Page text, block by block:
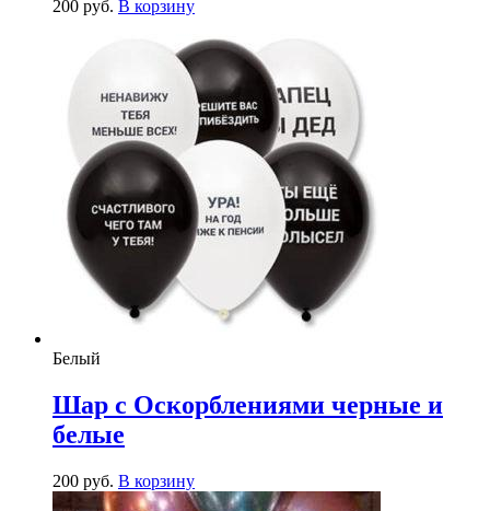
200 руб. В корзину
Белый
Шар с Оскорблениями черные и
белые
200 руб. В корзину